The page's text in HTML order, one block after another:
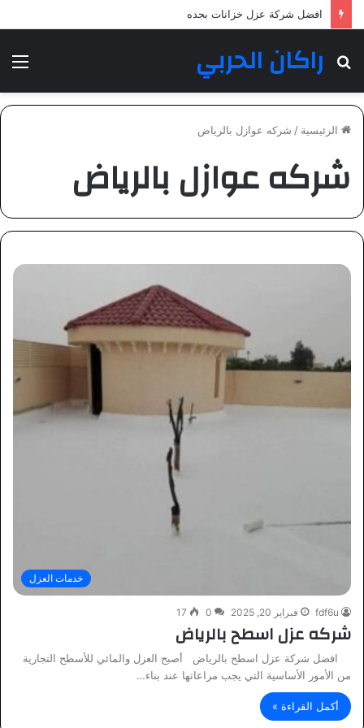
افضل شركة عزل خزانات بجده
راكان الحربيبحث
الرئيسية / شركه عوازل بالرياض
شركه عوازل بالرياض
خدمات العزل
fdf6u فبراير 20, 2025 0
17
شركه عزل اسطح بالرياض
افضل شركة عزل اسطح بالرياض أصبح العزل والمائي للأسطح التجارية
من الأمور الأساسية التي يجب مراعاتها عند بناء…
أكمل القراءة »